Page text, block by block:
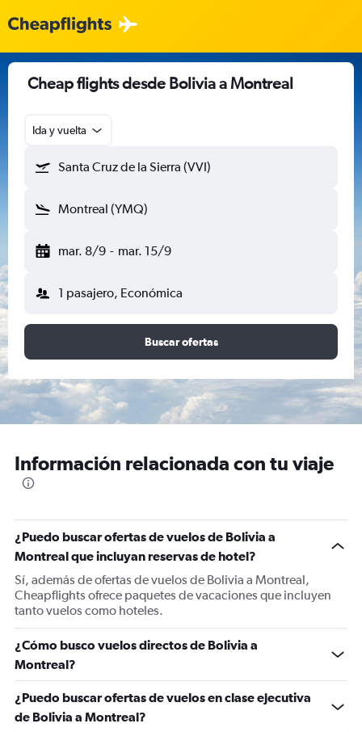
Cheap flights desde Bolivia a Montreal
Ida y vuelta
Santa Cruz de la Sierra (VVI)
Montreal (YMQ)
mar. 8/9 - mar. 15/9
1 pasajero, Económica
Buscar ofertas
Información relacionada con tu viaje
¿Puedo buscar ofertas de vuelos de Bolivia a
Montreal que incluyan reservas de hotel?
Sí, además de ofertas de vuelos de Bolivia a Montreal,
Cheapflights ofrece paquetes de vacaciones que incluyen
tanto vuelos como hoteles.
¿Cómo busco vuelos directos de Bolivia a
Montreal?
¿Puedo buscar ofertas de vuelos en clase ejecutiva
de Bolivia a Montreal?